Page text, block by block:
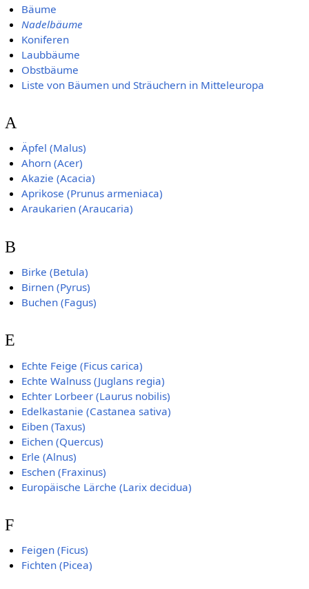
Bäume
Nadelbäume
Koniferen
Laubbäume
Obstbäume
Liste von Bäumen und Sträuchern in Mitteleuropa
A
Äpfel (Malus)
Ahorn (Acer)
Akazie (Acacia)
Aprikose (Prunus armeniaca)
Araukarien (Araucaria)
B
Birke (Betula)
Birnen (Pyrus)
Buchen (Fagus)
E
Echte Feige (Ficus carica)
Echte Walnuss (Juglans regia)
Echter Lorbeer (Laurus nobilis)
Edelkastanie (Castanea sativa)
Eiben (Taxus)
Eichen (Quercus)
Erle (Alnus)
Eschen (Fraxinus)
Europäische Lärche (Larix decidua)
F
Feigen (Ficus)
Fichten (Picea)